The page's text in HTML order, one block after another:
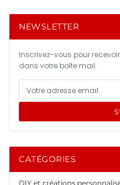
NEWSLETTER
Inscrivez-vous pour
dans votre boîte mail.
CATÉGORIES
DIY et créations